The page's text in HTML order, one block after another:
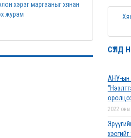
хэрэг маргааныг хянан
журам
АНУ-ын
2022